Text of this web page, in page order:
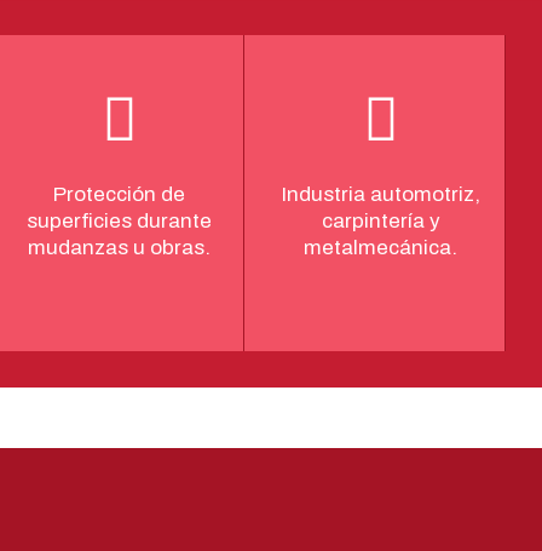
Protección de
superficies durante
mudanzas u obras.
Industria automotriz,
carpintería y
metalmecánica.